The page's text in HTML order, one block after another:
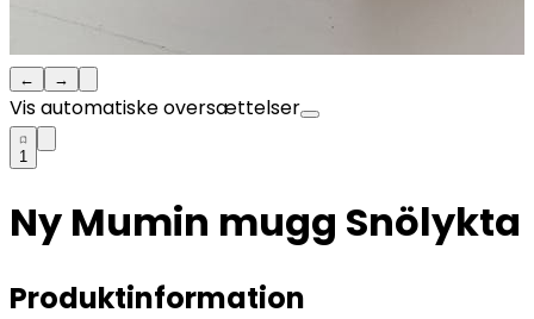
← →
Vis automatiske oversættelser
1
Ny Mumin mugg Snölykta
Produktinformation